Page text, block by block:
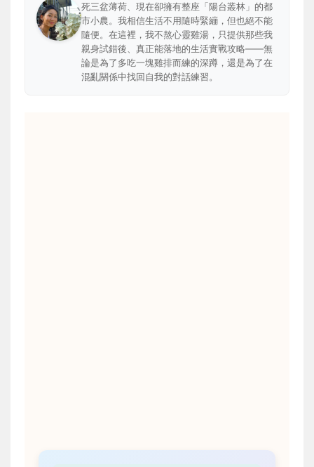
死三盆薄荷、現在卻擁有整座「陽台叢林」的都
市小農。我相信生活不用隨時緊繃，但也絕不能
隨便。在這裡，我不熬心靈雞湯，只提供那些我
親身試錯後、真正能落地的生活實戰攻略——無
論是為了多吃一塊雞排而練的深蹲，還是為了在
混亂關係中找回自我的對話練習。